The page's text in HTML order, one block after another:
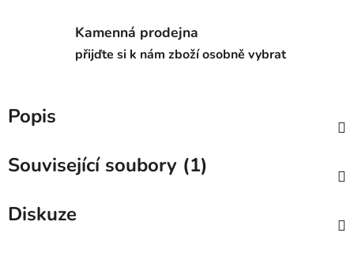
Kamenná prodejna
přijďte si k nám zboží osobně vybrat
Popis
Související soubory (1)
Diskuze